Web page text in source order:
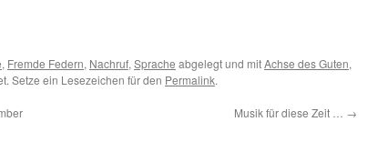
, Fremde Federn, Nachruf, Sprache abgelegt und mitAchse des Guten,
Setze ein Lesezeichen für den Permalink.
Musik für diese Zeit … →